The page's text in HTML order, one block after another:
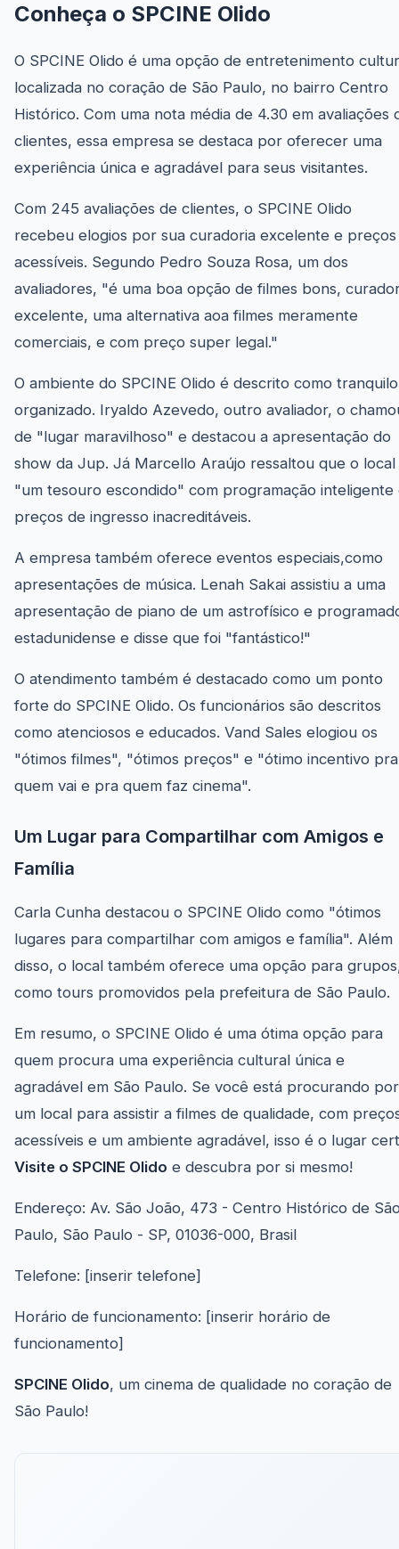
Conheça o SPCINE Olido
O SPCINE Olido é uma opção de entretenimento
localizada no coração de São Paulo, no bairro Centro
Histórico. Com uma nota média de 4.30 em avaliações
clientes, essa empresa se destaca por oferecer uma
experiência única e agradável para seus visitantes.
Com 245 avaliações de clientes, o SPCINE Olido
recebeu elogios por sua curadoria excelente e preços
acessíveis. Segundo Pedro Souza Rosa, um dos
avaliadores, "é uma boa opção de filmes bons,
excelente, uma alternativa aoa filmes meramente
comerciais, e com preço super legal."
O ambiente do SPCINE Olido é descrito como
organizado. Iryaldo Azevedo, outro avaliador, o
de "lugar maravilhoso" e destacou a apresentação do
show da Jup. Já Marcello Araújo ressaltou que o local
"um tesouro escondido" com programação inteligente
preços de ingresso inacreditáveis.
A empresa também oferece eventos especiais,como
apresentações de música. Lenah Sakai assistiu a uma
apresentação de piano de um astrofísico e
estadunidense e disse que foi "fantástico!"
O atendimento também é destacado como um ponto
forte do SPCINE Olido. Os funcionários são descritos
como atenciosos e educados. Vand Sales elogiou os
"ótimos filmes", "ótimos preços" e "ótimo incentivo pra
quem vai e pra quem faz cinema".
Um Lugar para Compartilhar com Amigos e
Família
Carla Cunha destacou o SPCINE Olido como "ótimos
lugares para compartilhar com amigos e família". Além
disso, o local também oferece uma opção para
como tours promovidos pela prefeitura de São Paulo.
Em resumo, o SPCINE Olido é uma ótima opção para
quem procura uma experiência cultural única e
agradável em São Paulo. Se você está procurando por
um local para assistir a filmes de qualidade, com
acessíveis e um ambiente agradável, isso é o lugar
Visite o SPCINE Olido e descubra por si mesmo!
Endereço: Av. São João, 473 - Centro Histórico de
Paulo, São Paulo - SP, 01036-000, Brasil
Telefone: [inserir telefone]
Horário de funcionamento: [inserir horário de
funcionamento]
SPCINE Olido, um cinema de qualidade no coração de
São Paulo!